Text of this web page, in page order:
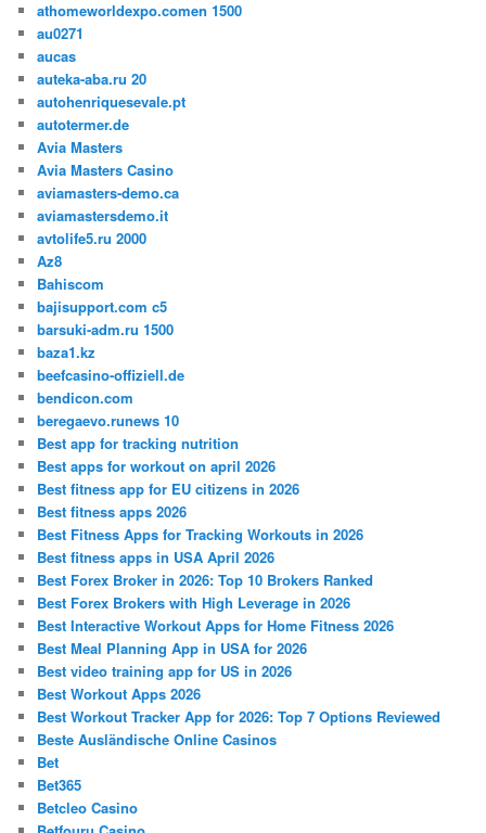
athomeworldexpo.comen 1500
au0271
aucas
auteka-aba.ru 20
autohenriquesevale.pt
autotermer.de
Avia Masters
Avia Masters Casino
aviamasters-demo.ca
aviamastersdemo.it
avtolife5.ru 2000
Az8
Bahiscom
bajisupport.com c5
barsuki-adm.ru 1500
baza1.kz
beefcasino-offiziell.de
bendicon.com
beregaevo.runews 10
Best app for tracking nutrition
Best apps for workout on april 2026
Best fitness app for EU citizens in 2026
Best fitness apps 2026
Best Fitness Apps for Tracking Workouts in 2026
Best fitness apps in USA April 2026
Best Forex Broker in 2026: Top 10 Brokers Ranked
Best Forex Brokers with High Leverage in 2026
Best Interactive Workout Apps for Home Fitness 2026
Best Meal Planning App in USA for 2026
Best video training app for US in 2026
Best Workout Apps 2026
Best Workout Tracker App for 2026: Top 7 Options Reviewed
Beste Ausländische Online Casinos
Bet
Bet365
Betcleo Casino